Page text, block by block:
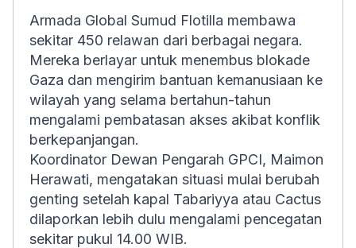
Armada Global Sumud Flotilla membawa
sekitar 450 relawan dari berbagai negara.
Mereka berlayar untuk menembus blokade
Gaza dan mengirim bantuan kemanusiaan ke
wilayah yang selama bertahun-tahun
mengalami pembatasan akses akibat konflik
berkepanjangan.
Koordinator Dewan Pengarah GPCI, Maimon
Herawati, mengatakan situasi mulai berubah
genting setelah kapal Tabariyya atau Cactus
dilaporkan lebih dulu mengalami pencegatan
sekitar pukul 14.00 WIB.